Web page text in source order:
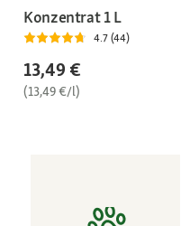
Konzentrat 1 L
4.7 (44)
13,49 €
(13,49 €/l)